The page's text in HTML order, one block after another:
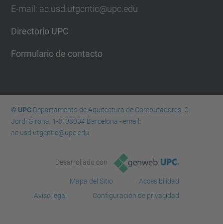
E-mail: ac.usd.utgcntic@upc.edu
Directorio UPC
Formulario de contacto
© UPCDepartamento de Aquitectura de Computadores. C.
Jordi Girona, 1-3. 08034 Barcelona - email:
ac.usd.utgcntic@upc.edu
Desarrollado con
Mapa del Sitio
Accesibilidad
Aviso legal
Configuración de privacidad